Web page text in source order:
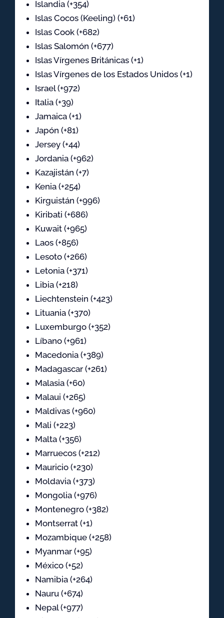
Islandia (+354)
Islas Cocos (Keeling) (+61)
Islas Cook (+682)
Islas Salomón (+677)
Islas Vírgenes Británicas (+1)
Islas Vírgenes de los Estados Unidos (+1)
Israel (+972)
Italia (+39)
Jamaica (+1)
Japón (+81)
Jersey (+44)
Jordania (+962)
Kazajistán (+7)
Kenia (+254)
Kirguistán (+996)
Kiribati (+686)
Kuwait (+965)
Laos (+856)
Lesoto (+266)
Letonia (+371)
Libia (+218)
Liechtenstein (+423)
Lituania (+370)
Luxemburgo (+352)
Líbano (+961)
Macedonia (+389)
Madagascar (+261)
Malasia (+60)
Malaui (+265)
Maldivas (+960)
Mali (+223)
Malta (+356)
Marruecos (+212)
Mauricio (+230)
Moldavia (+373)
Mongolia (+976)
Montenegro (+382)
Montserrat (+1)
Mozambique (+258)
Myanmar (+95)
México (+52)
Namibia (+264)
Nauru (+674)
Nepal (+977)